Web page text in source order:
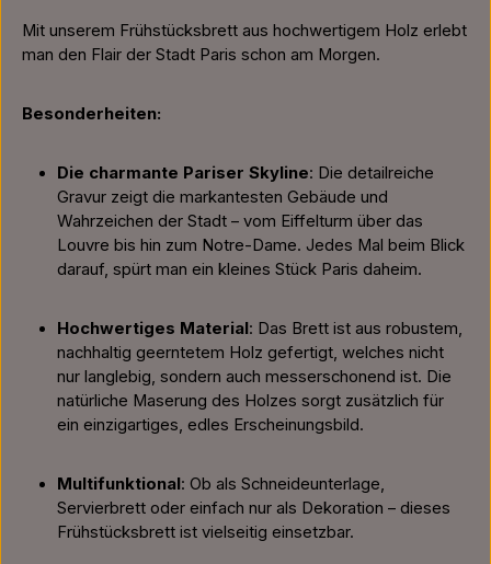
Mit unserem Frühstücksbrett aus hochwertigem Holz erlebt
man den Flair der Stadt Paris schon am Morgen.
Besonderheiten:
Die charmante Pariser Skyline: Die detailreiche
Gravur zeigt die markantesten Gebäude und
Wahrzeichen der Stadt – vom Eiffelturm über das
Louvre bis hin zum Notre-Dame. Jedes Mal beim Blick
darauf, spürt man ein kleines Stück Paris daheim.
Hochwertiges Material: Das Brett ist aus robustem,
nachhaltig geerntetem Holz gefertigt, welches nicht
nur langlebig, sondern auch messerschonend ist. Die
natürliche Maserung des Holzes sorgt zusätzlich für
ein einzigartiges, edles Erscheinungsbild.
Multifunktional: Ob als Schneideunterlage,
Servierbrett oder einfach nur als Dekoration – dieses
Frühstücksbrett ist vielseitig einsetzbar.